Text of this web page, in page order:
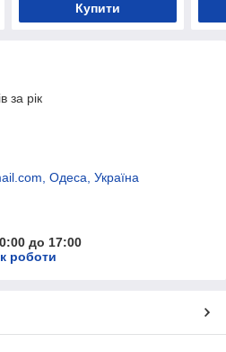
Купити
за рік
Одеса, Україна
до 17:00
роботи